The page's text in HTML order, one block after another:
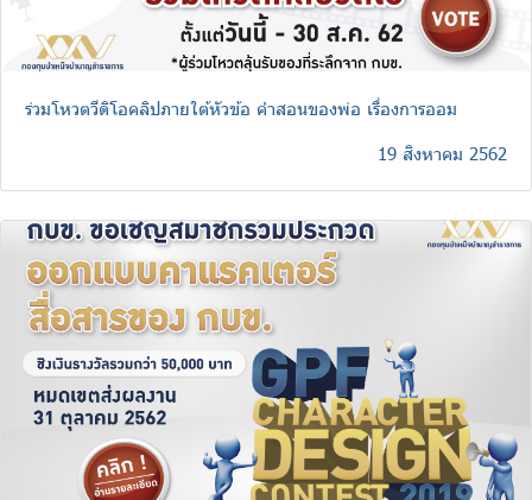
ร่วมโหวตวีดิโอคลิปภายใต้หัวข้อ คำสอนของพ่อ เรื่องการออม
19 สิงหาคม 2562